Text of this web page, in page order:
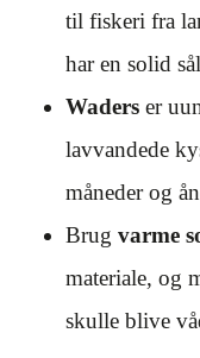
til fiskeri fra
har en solid
Waders er
lavvandede
måneder og
Brug varme
materiale, og
skulle blive